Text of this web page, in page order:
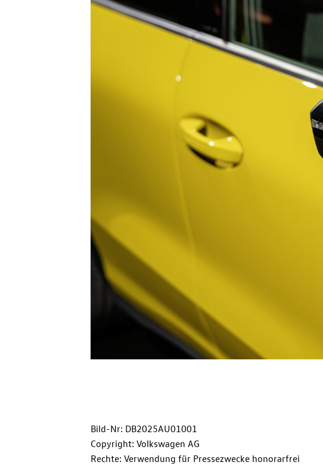
Bild-Nr: DB2025AU01001
Copyright: Volkswagen AG
Rechte: Verwendung für Pressezwecke honorarfrei